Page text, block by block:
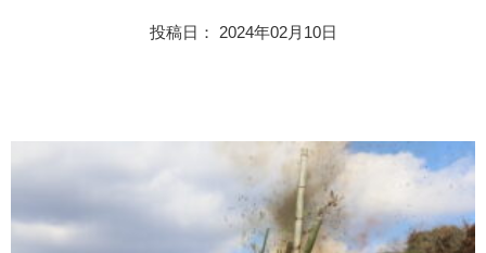
投稿日： 2024年02月10日